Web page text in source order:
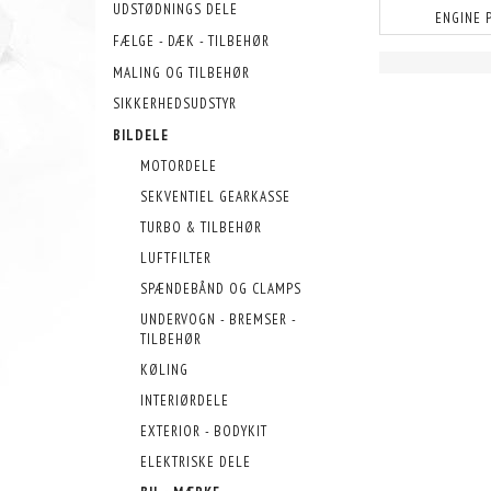
UDSTØDNINGS DELE
FÆLGE - DÆK - TILBEHØR
MALING OG TILBEHØR
SIKKERHEDSUDSTYR
BILDELE
MOTORDELE
SEKVENTIEL GEARKASSE
TURBO & TILBEHØR
LUFTFILTER
SPÆNDEBÅND OG CLAMPS
UNDERVOGN - BREMSER -
TILBEHØR
KØLING
INTERIØRDELE
EXTERIOR - BODYKIT
ELEKTRISKE DELE
ENGINE